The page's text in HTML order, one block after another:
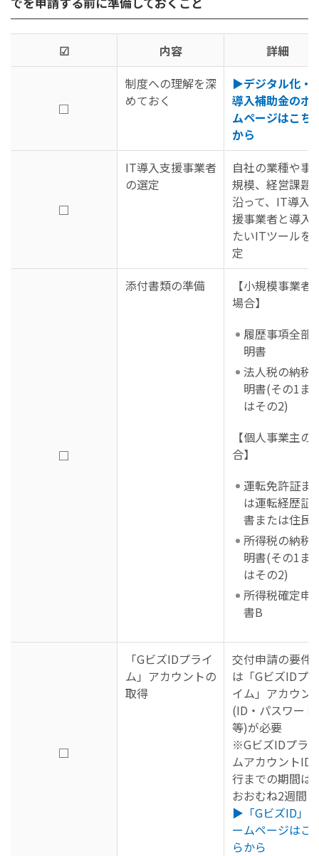
☑ 内容 詳細
□
制度への理解を深
めておく
▶デジタル化・
導入補助金のホ
ムページはこち
から
□
IT導入支援事業者
の選定
自社の業種や事
規模、経営課題
沿って、IT導入
援事業者と導入
たいITツールを
定
□
添付書類の準備
【小規模事業者
場合】
履歴事項全部
明書
法人税の納税
明書(その1ま
はその2)
【個人事業主の
合】
運転免許証ま
は運転経歴証
書または住民
所得税の納税
明書(その1ま
はその2)
所得税確定申
書B
□
「GビズIDプライ
ム」アカウントの
取得
交付申請の要件
は「GビズIDプラ
イム」アカウン
(ID・パスワード
等)が必要
※GビズIDプライ
ムアカウントID
行までの期間は
おおむね2週間
▶「GビズID」ホ
ームページはこ
らから